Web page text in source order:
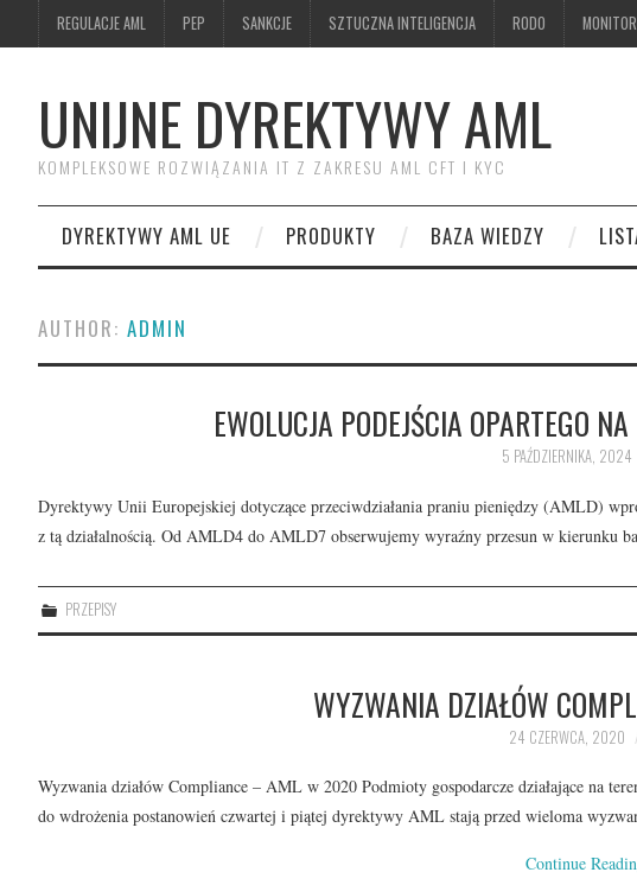
REGULACJE AML PEP SANKCJE SZTUCZNA INTELIGENCJA RODO
UNIJNE DYREKTYWY AML
KOMPLEKSOWE ROZWIĄZANIA IT Z ZAKRESU AML CFT I KYC
DYREKTYWY AML UE PRODUKTY BAZA WIEDZY
AUTHOR: ADMIN
EWOLUCJA PODEJŚCIA OPARTEGO
5 PAŹDZIERNIKA, 2024
Dyrektywy Unii Europejskiej dotyczące przeciwdziałania praniu pieniędzy (AMLD)
z tą działalnością. Od AMLD4 do AMLD7 obserwujemy wyraźny przesun w kierunku
PRZEPISY
WYZWANIA DZIAŁÓW
24 CZERWCA, 2020
Wyzwania działów Compliance – AML w 2020 Podmioty gospodarcze działające na
do wdrożenia postanowień czwartej i piątej dyrektywy AML stają przed wieloma
Continue